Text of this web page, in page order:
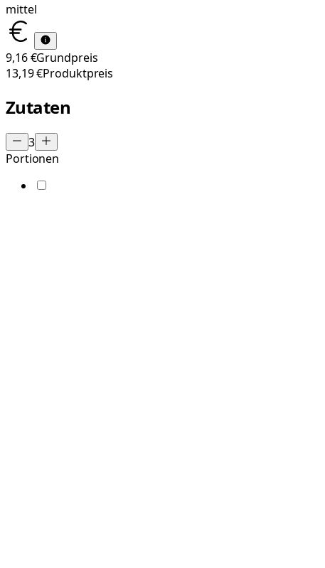
mittel
9,16 €Grundpreis
13,19 €Produktpreis
Zutaten
3
Portionen